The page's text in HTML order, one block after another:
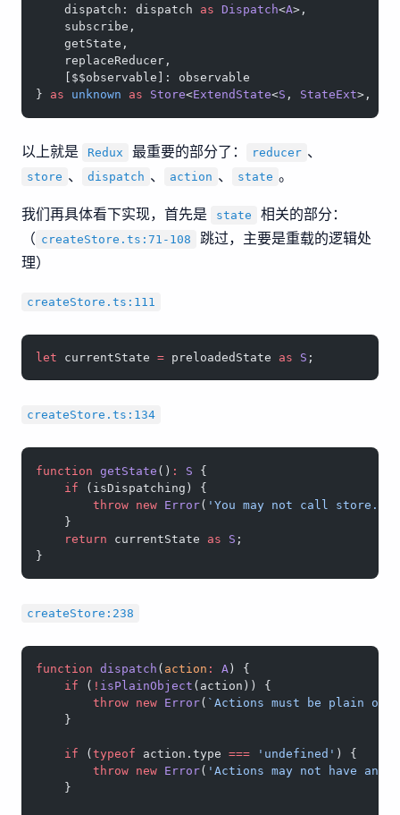
    dispatch: dispatch
as Dispatch<A>,
    subscribe,
    getState,
    replaceReducer,
    [$$observable]: observable
} as unknown as Store<ExtendState<S , StateExt>,
以上就是 Redux 最重要的部分了： reducer 、
store 、 dispatch 、 action 、 state 。
我们再具体看下实现，首先是 state
相关的部分：
（ createStore.ts:71-108
跳过，主要是重载的逻辑处
理）
createStore.ts:111
let currentState = preloadedState as S ;
createStore.ts:134
function getState () : S {
    if
(isDispatching) {
        throw
new Error( 'You may not call
    }
    return
currentState as S ;
}
createStore:238
function dispatch ( action : A ) {
    if
( ! isPlainObject (action)) {
        throw
new Error( `Actions must be plain
    }
    if
(typeof action.type === 'undefined' ) {
        throw
new Error( 'Actions may not have an
    }